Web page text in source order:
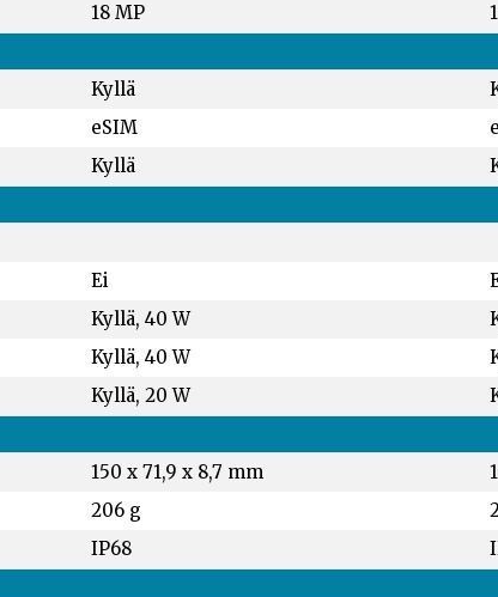
18 MP
Kyllä
eSIM
Kyllä
Ei
Kyllä, 40 W
Kyllä, 40 W
Kyllä, 20 W
150 x 71,9 x 8,7 mm
206 g
IP68